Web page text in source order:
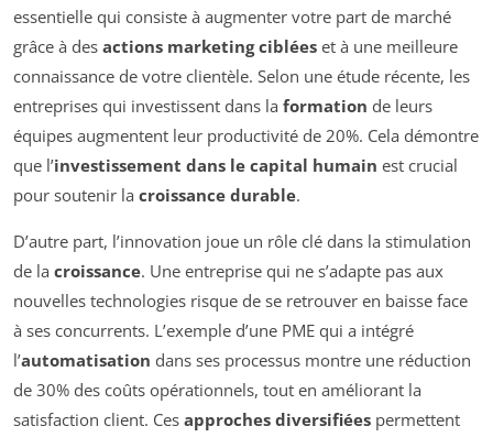
essentielle qui consiste à augmenter votre part de marché
grâce à des actions marketing ciblées et à une meilleure
connaissance de votre clientèle. Selon une étude récente, les
entreprises qui investissent dans la formation de leurs
équipes augmentent leur productivité de 20%. Cela démontre
que l’investissement dans le capital humain est crucial
pour soutenir la croissance durable.
D’autre part, l’innovation joue un rôle clé dans la stimulation
de la croissance. Une entreprise qui ne s’adapte pas aux
nouvelles technologies risque de se retrouver en baisse face
à ses concurrents. L’exemple d’une PME qui a intégré
l’automatisation dans ses processus montre une réduction
de 30% des coûts opérationnels, tout en améliorant la
satisfaction client. Ces approches diversifiées permettent